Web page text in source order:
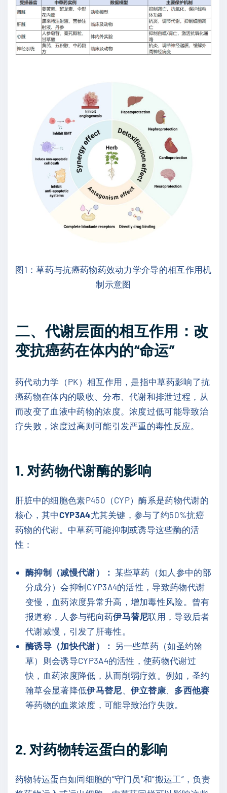
图1：草药与抗癌药物药效动力学介导的相互作用机
制示意图
二、代谢层面的相互作用：改
变抗癌药在体内的“命运”
药代动力学（PK）相互作用，是指中草药影响了抗
癌药物在体内的吸收、分布、代谢和排泄过程，从
而改变了血液中药物的浓度。浓度过低可能导致治
疗失败，浓度过高则可能引发严重的毒性反应。
1. 对药物代谢酶的影响
肝脏中的细胞色素P450（CYP）酶系是药物代谢的
核心，其中CYP3A4尤其关键，参与了约50%抗癌
药物的代谢。中草药可能抑制或诱导这些酶的活
性：
酶抑制（减慢代谢）： 某些草药（如人参中的部
分成分）会抑制CYP3A4的活性，导致药物代谢
变慢，血药浓度异常升高，增加毒性风险。曾有
报道称，人参与靶向药伊马替尼联用，导致后者
代谢减慢，引发了肝毒性。
酶诱导（加快代谢）： 另一些草药（如圣约翰
草）则会诱导CYP3A4的活性，使药物代谢过
快，血药浓度降低，从而削弱疗效。例如，圣约
翰草会显著降低伊马替尼 伊立替康
多西他赛
等药物的血浆浓度，可能导致治疗失败。
2. 对药物转运蛋白的影响
药物转运蛋白如同细胞的“守门员”和“搬运工”，负责